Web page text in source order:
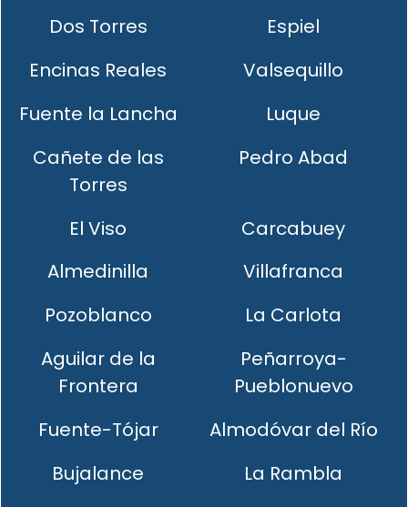
Dos Torres
Espiel
Encinas Reales
Valsequillo
Fuente la Lancha
Luque
Cañete de las
Torres
Pedro Abad
El Viso
Carcabuey
Almedinilla
Villafranca
Pozoblanco
La Carlota
Aguilar de la
Frontera
Peñarroya-
Pueblonuevo
Fuente-Tójar
Almodóvar del Río
Bujalance
La Rambla